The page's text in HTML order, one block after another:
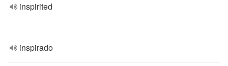
inspirited
inspirado